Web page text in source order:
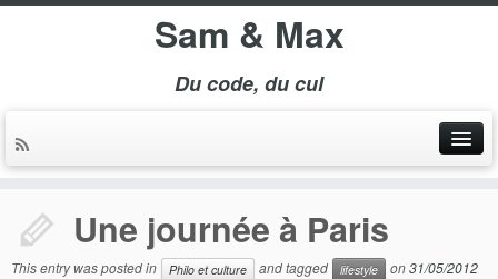
Sam & Max
Du code, du cul
Une journée à Paris
This entry was posted in Philo et culture and tagged lifestyle on31/05/2012